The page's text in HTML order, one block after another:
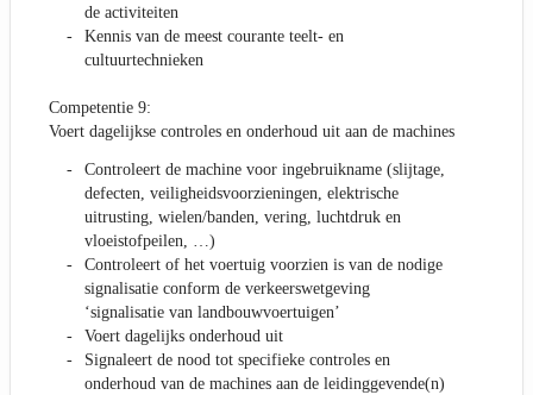
de activiteiten
Kennis van de meest courante teelt- en
cultuurtechnieken
Competentie 9:
Voert dagelijkse controles en onderhoud uit aan de machines
Controleert de machine voor ingebruikname (slijtage,
defecten, veiligheidsvoorzieningen, elektrische
uitrusting, wielen/banden, vering, luchtdruk en
vloeistofpeilen, …)
Controleert of het voertuig voorzien is van de nodige
signalisatie conform de verkeerswetgeving
‘signalisatie van landbouwvoertuigen’
Voert dagelijks onderhoud uit
Signaleert de nood tot specifieke controles en
onderhoud van de machines aan de leidinggevende(n)